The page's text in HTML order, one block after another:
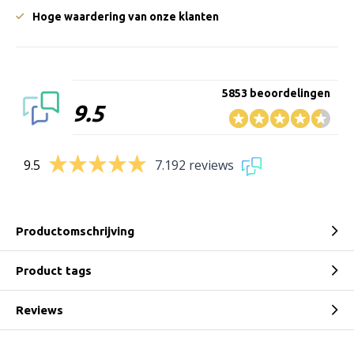
Hoge waardering van onze klanten
9.5
5853 beoordelingen
9.5 7.192 reviews
Productomschrijving
Product tags
Reviews